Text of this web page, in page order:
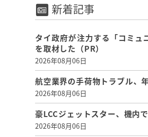
新着記事
タイ政府が注力する「コミ
を取材した（PR）
2026年08月06日
航空業界の手荷物トラブル
2026年08月06日
豪LCCジェットスター、機内
2026年08月06日